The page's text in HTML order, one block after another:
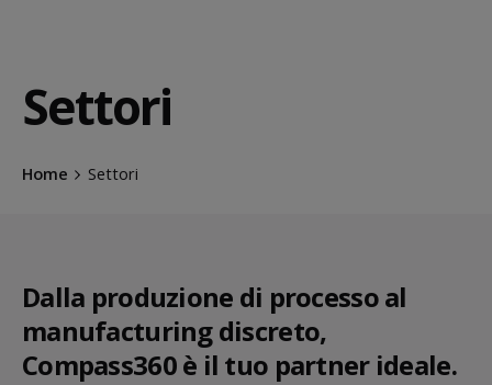
Settori
Home Settori
Dalla produzione di processo al
manufacturing discreto,
Compass360 è il tuo partner ideale.